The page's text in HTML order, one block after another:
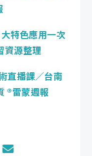
特色應用一次
資源整理
直播課／台南
®️雷蒙週報